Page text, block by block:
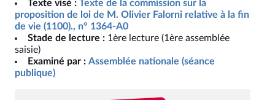
Texte visé : Texte de la commission sur la
proposition de loi de M. Olivier Falorni relative à la fin
de vie (1100)., n° 1364-A0
Stade de lecture : 1ère lecture (1ère assemblée
saisie)
Examiné par : Assemblée nationale (séance
publique)